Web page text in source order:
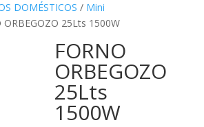
DOMÉSTICOS / Mini
ORBEGOZO 25Lts 1500W
FORNO
ORBEGOZO
25Lts
1500W